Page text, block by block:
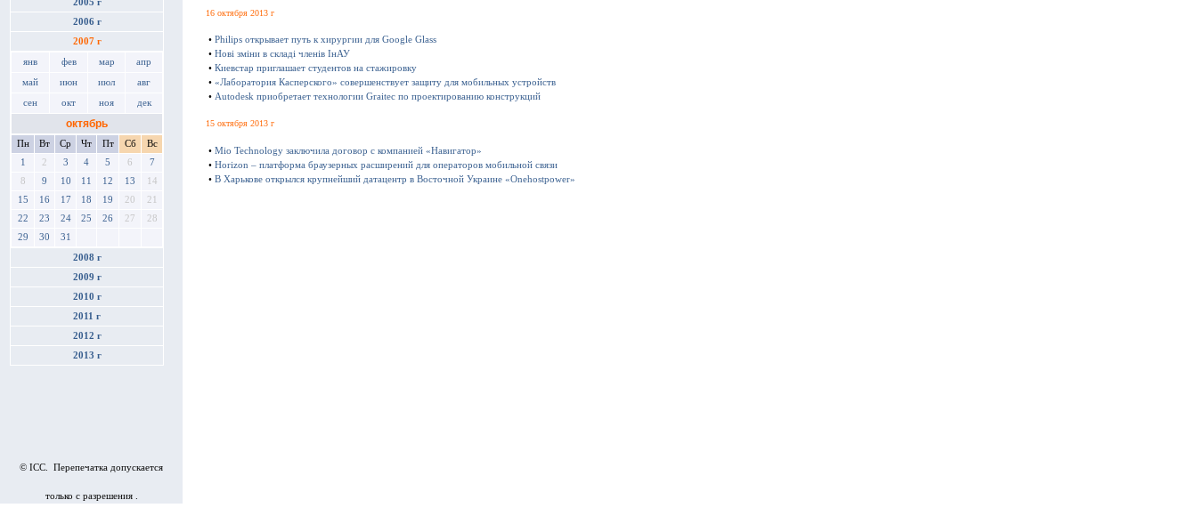
2005 г
2006 г
2007 г
янв фев мар апр
май июн июл авг
сен окт ноя дек
октябрь
Пн Вт Ср Чт Пт Сб
Вс
1
2 3 4 5 6
7
8
9 10 11 12 13
14
15
16 17 18 19 20
21
22
23 24 25 26 27
28
29
30 31
2008 г
2009 г
2010 г
2011 г
2012 г
2013 г
© ICC. Перепечатка допускается
только с разрешения .
16 октября 2013 г
• Philips открывает путь к хирургии для Google Glass
• Нові зміни в складі членів ІнАУ
• Киевстар приглашает студентов на стажировку
• «Лаборатория Касперского» совершенствует защиту для мобильных устройств
• Autodesk приобретает технологии Graitec по проектированию конструкций
15 октября 2013 г
• Mio Technology заключила договор с компанией «Навигатор»
• Horizon – платформа браузерных расширений для операторов мобильной связи
• В Харькове открылся крупнейший датацентр в Восточной Украине «Onehostpower»